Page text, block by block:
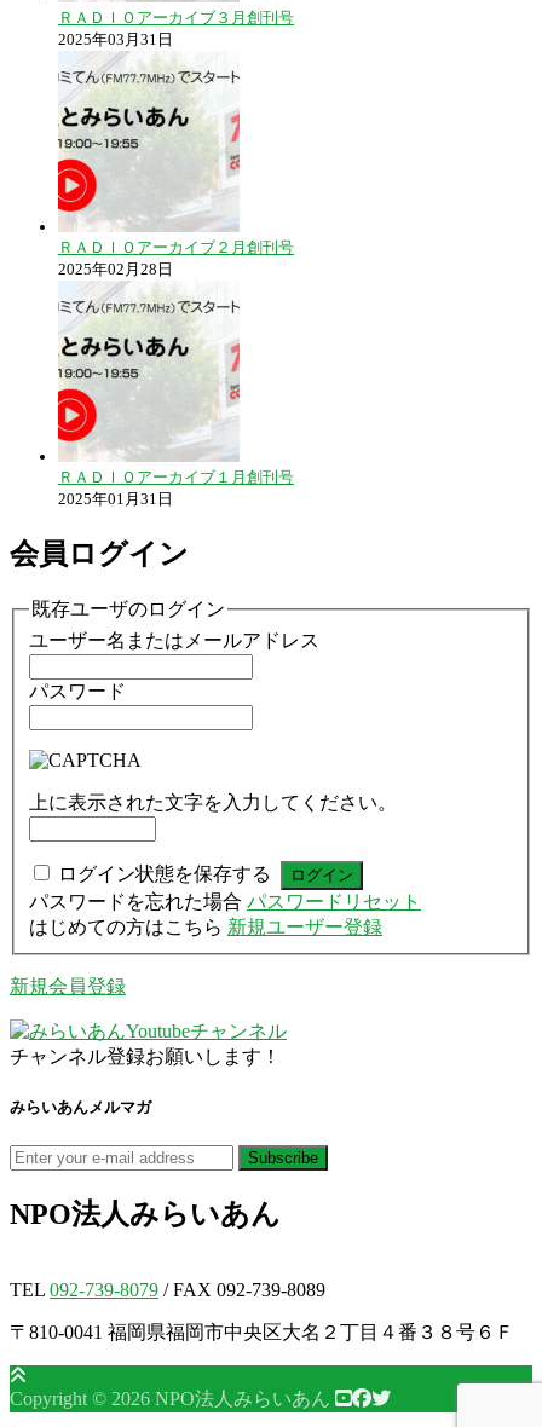
ＲＡＤＩＯアーカイブ３月創刊号
2025年03月31日
ＲＡＤＩＯアーカイブ２月創刊号
2025年02月28日
ＲＡＤＩＯアーカイブ１月創刊号
2025年01月31日
会員ログイン
既存ユーザのログイン
ユーザー名またはメールアドレス
パスワード
上に表示された文字を入力してください。
ログイン状態を保存する
パスワードを忘れた場合 パスワードリセット
はじめての方はこちら 新規ユーザー登録
新規会員登録
チャンネル登録お願いします！
みらいあんメルマガ
NPO法人みらいあん
TEL 092-739-8079 / FAX 092-739-8089
〒810-0041 福岡県福岡市中央区大名２丁目４番３８号６Ｆ
Copyright © 2026 NPO法人みらいあん